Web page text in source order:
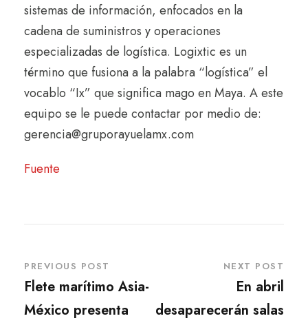
sistemas de información, enfocados en la
cadena de suministros y operaciones
especializadas de logística. Logixtic es un
término que fusiona a la palabra “logística” el
vocablo “Ix” que significa mago en Maya. A este
equipo se le puede contactar por medio de:
gerencia@gruporayuelamx.com
Fuente
PREVIOUS POST
Flete marítimo Asia-
México presenta
NEXT POST
En abril
desaparecerán salas